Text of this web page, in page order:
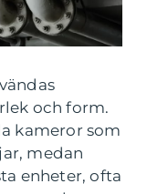
och form.
kameror som
medan
enheter, ofta